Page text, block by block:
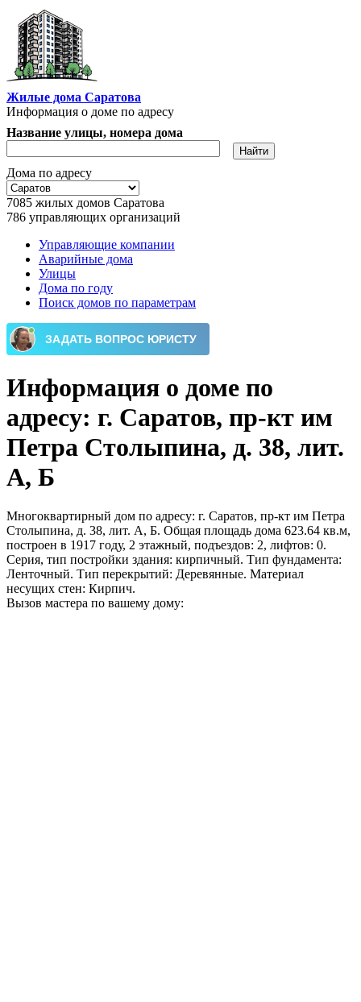
Перейти к основному содержанию
Жилые дома Саратова
Информация о доме по адресу
Название улицы, номера дома
Дома по адресу
7085 жилых домов Саратова
786 управляющих организаций
Главное меню
Управляющие компании
Аварийные дома
Улицы
Дома по году
Поиск домов по параметрам
Информация о доме по
адресу: г. Саратов, пр-кт им
Петра Столыпина, д. 38, лит.
А, Б
Многоквартирный дом по адресу: г. Саратов, пр-кт им Петра
Столыпина, д. 38, лит. А, Б. Общая площадь дома 623.64 кв.м,
построен в 1917 году, 2 этажный, подъездов: 2, лифтов: 0.
Серия, тип постройки здания: кирпичный. Тип фундамента:
Ленточный. Тип перекрытий: Деревянные. Материал
несущих стен: Кирпич.
Вызов мастера по вашему дому: